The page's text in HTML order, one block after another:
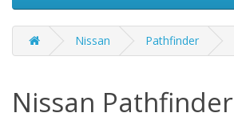
Nissan Pathfinder
Nissan Pathfinder